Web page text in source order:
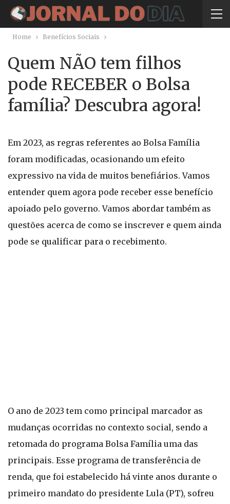
Home Benefícios Sociais
Quem NÃO tem filhos
pode RECEBER o Bolsa
família? Descubra agora!
Em 2023, as regras referentes ao Bolsa Família
foram modificadas, ocasionando um efeito
expressivo na vida de muitos benefiários. Vamos
entender quem agora pode receber esse benefício
apoiado pelo governo. Vamos abordar também as
questões acerca de como se inscrever e quem ainda
pode se qualificar para o recebimento.
O ano de 2023 tem como principal marcador as
mudanças ocorridas no contexto social, sendo a
retomada do programa Bolsa Família uma das
principais. Esse programa de transferência de
renda, que foi estabelecido há vinte anos durante o
primeiro mandato do presidente Lula (PT), sofreu